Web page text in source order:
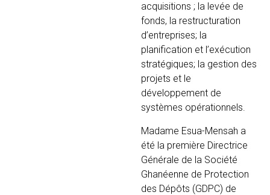
acquisitions ; la levée de
fonds, la restructuration
d’entreprises; la
planification et l’exécution
stratégiques; la gestion des
projets et le
développement de
systèmes opérationnels.
Madame Esua-Mensah a
été la première Directrice
Générale de la Société
Ghanéenne de Protection
des Dépôts (GDPC) de